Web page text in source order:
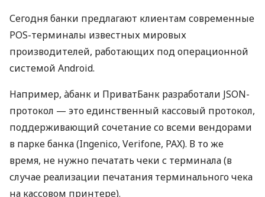
Сегодня банки предлагают клиентам современные
POS-терминалы известных мировых
производителей, работающих под операционной
системой Android.
Например, àбанк и ПриватБанк разработали JSON-
протокол — это единственный кассовый протокол,
поддерживающий сочетание со всеми вендорами
в парке банка (Ingenico, Verifone, PAX). В то же
время, не нужно печатать чеки с терминала (в
случае реализации печатания терминального чека
на кассовом принтере).